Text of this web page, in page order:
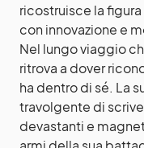
ricostruisce la
con innovazione e
Nel lungo viaggio
ritrova a dover
ha dentro di sé. La
travolgente di
devastanti e